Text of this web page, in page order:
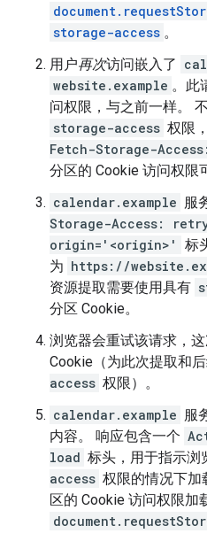
storage-access 。
用户再次访问嵌入了
website.example 。此
问权限，与之前一样。
storage-access 权限
Fetch-Storage-
分区的 Cookie 访问权限
calendar.example 服
Storage-Access:
origin='<origin>'
标
为 https://
资源提取需要使用具有
分区 Cookie。
浏览器会重试该请求，
Cookie（为此次提取和
access 权限）。
calendar.example 服
内容。 响应包含一个
load 标头，用于指示浏
access 权限的情况下加
区的 Cookie 访问权限加